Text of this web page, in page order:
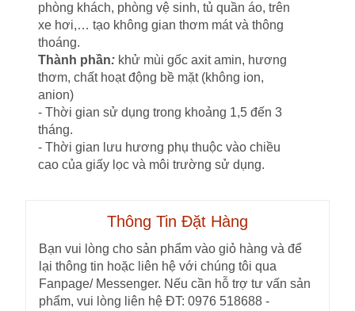
phòng khách, phòng vệ sinh, tủ quần áo, trên
xe hơi,… tạo không gian thơm mát và thông
thoáng.
Thành phần: khử mùi gốc axit amin, hương
thơm, chất hoạt động bề mặt (không ion,
anion)
- Thời gian sử dụng trong khoảng 1,5 đến 3
tháng.
- Thời gian lưu hương phụ thuộc vào chiều
cao của giấy lọc và môi trường sử dụng.
Thông Tin Đặt Hàng
Bạn vui lòng cho sản phẩm vào giỏ hàng và để
lại thông tin hoặc liên hệ với chúng tôi qua
Fanpage/ Messenger. Nếu cần hỗ trợ tư vấn sản
phẩm, vui lòng liên hệ ĐT: 0976 518688 -